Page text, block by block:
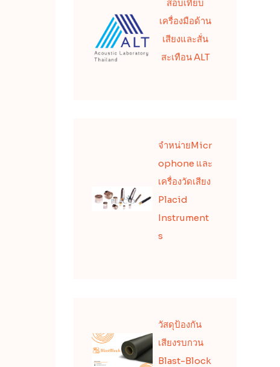
สอบเทียบ
เครื่องมือด้าน
เสียงและสั่น
สะเทือน ALT
จำหน่ายMicr
ophone และ
เครื่องวัดเสียง
Placid
Instrument
s
วัสดุป้องกัน
เสียงรบกวน
Blast-Block